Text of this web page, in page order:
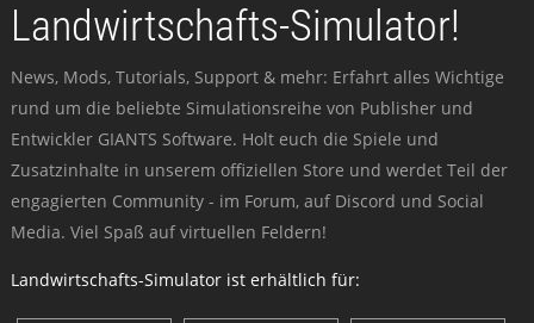
Landwirtschafts-Simulator!
News, Mods, Tutorials, Support & mehr: Erfahrt alles Wichtige
rund um die beliebte Simulationsreihe von Publisher und
Entwickler GIANTS Software. Holt euch die Spiele und
Zusatzinhalte in unserem offiziellen Store und werdet Teil der
engagierten Community - im Forum, auf Discord und Social
Media. Viel Spaß auf virtuellen Feldern!
Landwirtschafts-Simulator ist erhältlich für: